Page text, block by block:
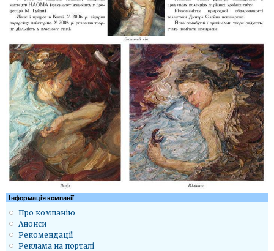
Iнформація компанії
Про компанію
Анонси
Рекомендації
Реклама на порталі